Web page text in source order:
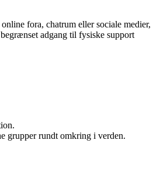
fora, chatrum eller sociale medier,
adgang til fysiske support
grupper rundt omkring i verden.